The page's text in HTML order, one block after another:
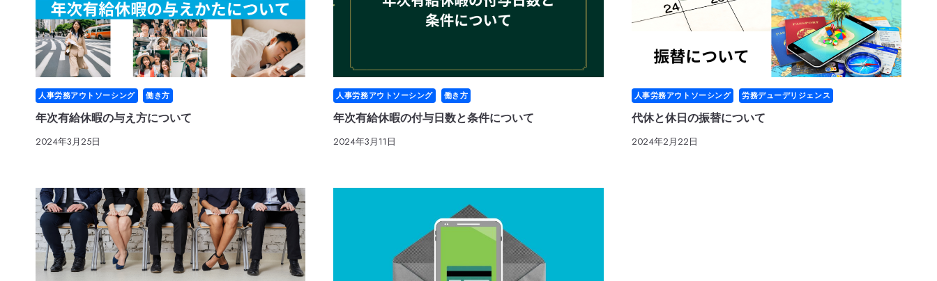
人事労務アウトソーシング 働き方
年次有給休暇の与え方について
2024年3月25日
人事労務アウトソーシング 働き方
年次有給休暇の付与日数と条件について
2024年3月11日
人事労務アウトソーシング 労務デューデリジェンス
代休と休日の振替について
2024年2月22日